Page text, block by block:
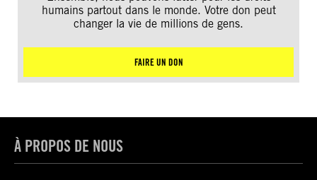
humains partout dans le monde. Votre don peut
changer la vie de millions de gens.
FAIRE UN DON
À PROPOS DE NOUS